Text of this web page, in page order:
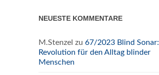
NEUESTE KOMMENTARE
M.Stenzel zu 67/2023 Blind Sonar:
Revolution für den Alltag blinder
Menschen